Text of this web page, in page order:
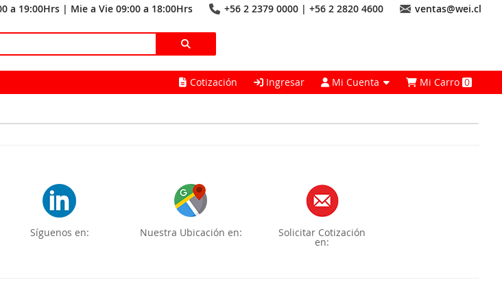
a 19:00Hrs | Mie a Vie 09:00 a 18:00Hrs +56 2 2379 0000 | +56 2 2820 4600 ventas@wei.cl
Cotización Ingresar Mi Cuenta Mi Carro0
Síguenos en: Nuestra Ubicación en: Solicitar Cotización
en: